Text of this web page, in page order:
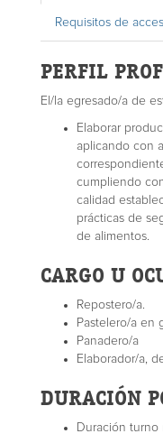
Requisitos de
PERFIL
El/la egresado/a de
Elaborar
aplicando con
cumpliendo
calidad
prácticas de
de alimentos.
CARGO U
Repostero/a.
Pastelero/a en
Panadero/a
Elaborador/a,
DURACIÓN
Duración turno